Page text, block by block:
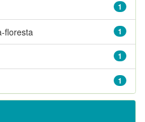
1
1
floresta
1
1